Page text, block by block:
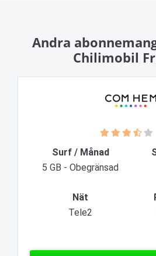
Andra
Chilimobil
Surf / Månad
5 GB - Obegränsad
Nät
Tele2